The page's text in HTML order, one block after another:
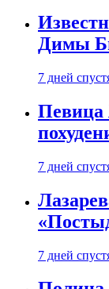
Димы
7 дней
Певица
7 дней
7 дней